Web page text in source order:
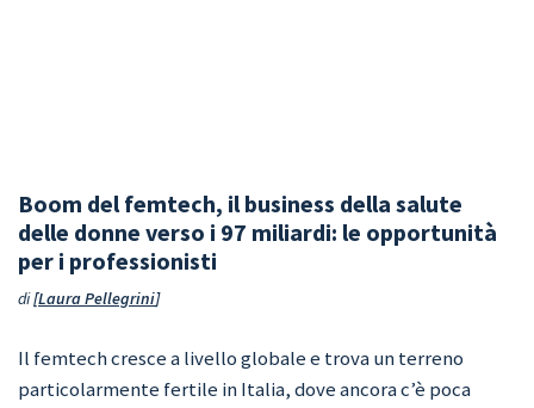
Boom del femtech, il business della salute
delle donne verso i 97 miliardi: le opportunità
per i professionisti
di Laura Pellegrini
Il femtech cresce a livello globale e trova un terreno
particolarmente fertile in Italia, dove ancora c’è poca